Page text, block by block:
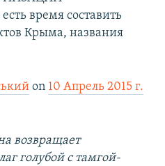
время составить
Крыма, названия
on 10 Апрель 2015 г.
возвращает
голубой с тамгой-